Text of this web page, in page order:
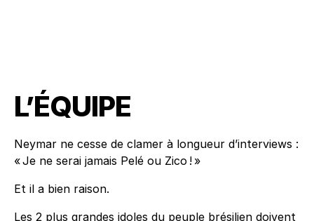
L’ÉQUIPE
Neymar ne cesse de clamer à longueur d’interviews :
« Je ne serai jamais Pelé ou Zico ! »
Et il a bien raison.
Les 2 plus grandes idoles du peuple brésilien doivent